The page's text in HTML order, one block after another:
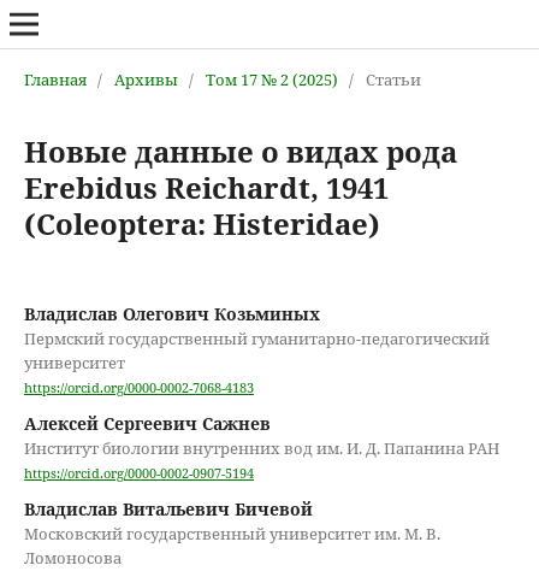
Главная / Архивы / Том 17 № 2 (2025) / Статьи
Новые данные о видах рода
Erebidus Reichardt, 1941
(Coleoptera: Histeridae)
Владислав Олегович Козьминых
Пермский государственный гуманитарно-педагогический
университет
https://orcid.org/0000-0002-7068-4183
Алексей Сергеевич Сажнев
Институт биологии внутренних вод им. И. Д. Папанина РАН
https://orcid.org/0000-0002-0907-5194
Владислав Витальевич Бичевой
Московский государственный университет им. М. В.
Ломоносова